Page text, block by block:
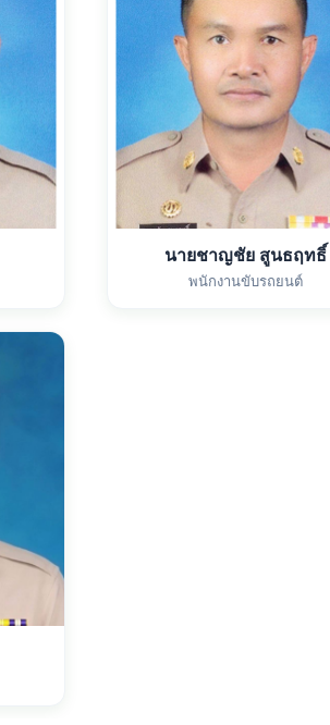
นายชาญชัย สูนธฤทธิ์
พนักงานขับรถยนต์